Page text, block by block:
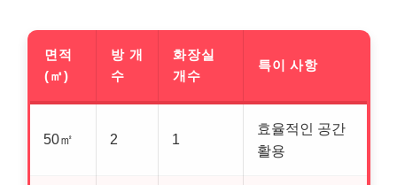
면적
(㎡)
방 개
수
화장실
개수
특이 사항
50㎡ 2 1
효율적인 공간
활용